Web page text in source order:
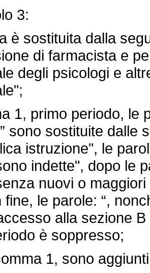
3:
sostituita dalla
di farmacista e
degli psicologi e
primo periodo, le
sono sostituite dalle
istruzione", le
indette", dopo le
nuovi o
fine, le parole: “,
alla sezione
è soppresso;
1, sono